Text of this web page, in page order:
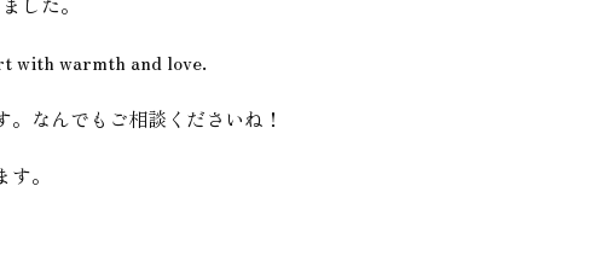
with warmth and love.
なんでもご相談くださいね！
。